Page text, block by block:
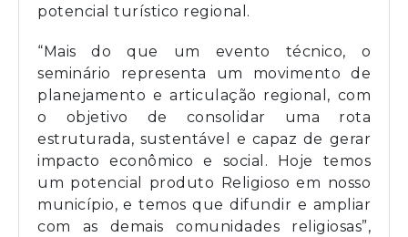
potencial turístico regional.
“Mais do que um evento técnico, o
seminário representa um movimento de
planejamento e articulação regional, com
o objetivo de consolidar uma rota
estruturada, sustentável e capaz de gerar
impacto econômico e social. Hoje temos
um potencial produto Religioso em nosso
município, e temos que difundir e ampliar
com as demais comunidades religiosas”,